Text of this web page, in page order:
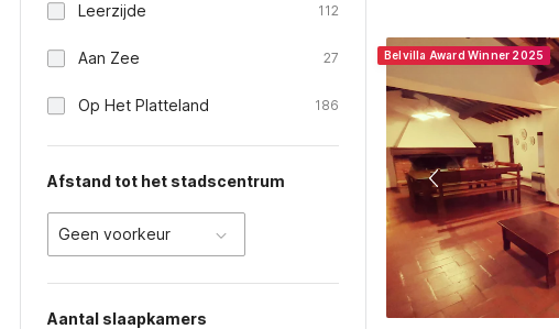
Leerzijde 112
Aan Zee 27
Op Het Platteland 186
Afstand tot het stadscentrum
Geen voorkeur
Aantal slaapkamers
Belvilla Award Winner 2025